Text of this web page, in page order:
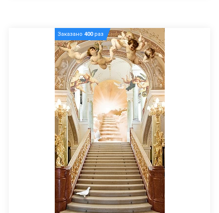
Заказано 400раз